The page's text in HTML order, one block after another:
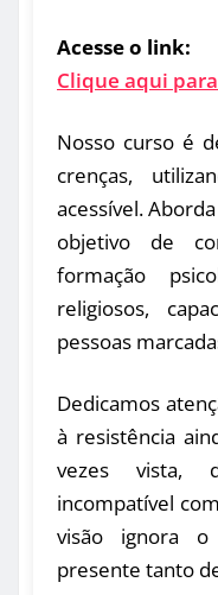
Acesse o link:
Clique aqui
Nosso curso é
crenças,
acessível.
objetivo de
formação
religiosos,
pessoas
Dedicamos
à resistência
vezes vista,
incompatível
visão ignora o
presente tanto